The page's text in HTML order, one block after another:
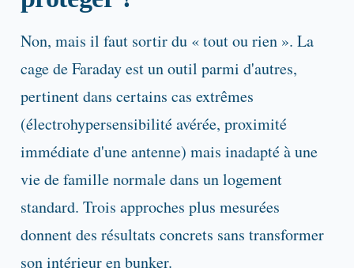
Non, mais il faut sortir du « tout ou rien ». La
cage de Faraday est un outil parmi d'autres,
pertinent dans certains cas extrêmes
(électrohypersensibilité avérée, proximité
immédiate d'une antenne) mais inadapté à une
vie de famille normale dans un logement
standard. Trois approches plus mesurées
donnent des résultats concrets sans transformer
son intérieur en bunker.